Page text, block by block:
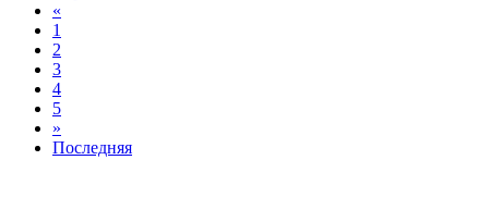
«
1
2
3
4
5
»
Последняя